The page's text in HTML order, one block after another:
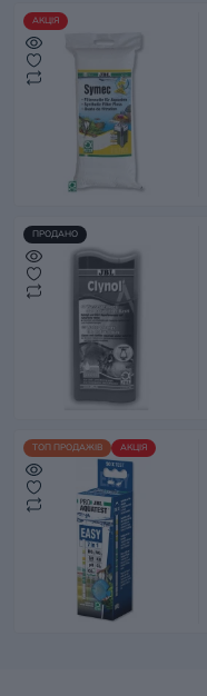
АКЦІЯ
ПРОДАНО
ТОП ПРОДАЖІВ АКЦІЯ